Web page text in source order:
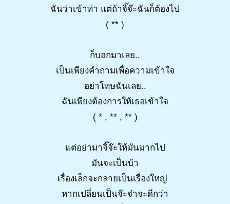
ฉันว่าเข้าท่า แต่ถ้าจิ๊จ๊ะฉันก็ต้องไป
( ** )
ก็บอกมาเลย..
เป็นเพียงคำถามเพื่อความเข้าใจ
อย่าโทษฉันเลย..
ฉันเพียงต้องการให้เธอเข้าใจ
( * , ** , ** )
แต่อย่ามาจิ๊จ๊ะให้มันมากไป
มันจะเป็นบ้า
เรื่องเล็กจะกลายเป็นเรื่องใหญ่
หากเปลี่ยนเป็นจ๊ะจ๋าจะดีกว่า